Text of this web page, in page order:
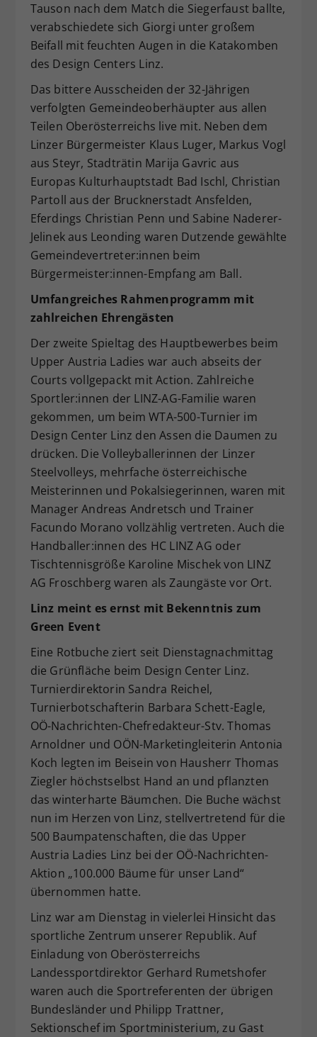
Tauson nach dem Match die Siegerfaust ballte,
verabschiedete sich Giorgi unter großem
Beifall mit feuchten Augen in die Katakomben
des Design Centers Linz.
Das bittere Ausscheiden der 32-Jährigen
verfolgten Gemeindeoberhäupter aus allen
Teilen Oberösterreichs live mit. Neben dem
Linzer Bürgermeister Klaus Luger, Markus Vogl
aus Steyr, Stadträtin Marija Gavric aus
Europas Kulturhauptstadt Bad Ischl, Christian
Partoll aus der Brucknerstadt Ansfelden,
Eferdings Christian Penn und Sabine Naderer-
Jelinek aus Leonding waren Dutzende gewählte
Gemeindevertreter:innen beim
Bürgermeister:innen-Empfang am Ball.
Umfangreiches Rahmenprogramm mit
zahlreichen Ehrengästen
Der zweite Spieltag des Hauptbewerbes beim
Upper Austria Ladies war auch abseits der
Courts vollgepackt mit Action. Zahlreiche
Sportler:innen der LINZ-AG-Familie waren
gekommen, um beim WTA-500-Turnier im
Design Center Linz den Assen die Daumen zu
drücken. Die Volleyballerinnen der Linzer
Steelvolleys, mehrfache österreichische
Meisterinnen und Pokalsiegerinnen, waren mit
Manager Andreas Andretsch und Trainer
Facundo Morano vollzählig vertreten. Auch die
Handballer:innen des HC LINZ AG oder
Tischtennisgröße Karoline Mischek von LINZ
AG Froschberg waren als Zaungäste vor Ort.
Linz meint es ernst mit Bekenntnis zum
Green Event
Eine Rotbuche ziert seit Dienstagnachmittag
die Grünfläche beim Design Center Linz.
Turnierdirektorin Sandra Reichel,
Turnierbotschafterin Barbara Schett-Eagle,
OÖ-Nachrichten-Chefredakteur-Stv. Thomas
Arnoldner und OÖN-Marketingleiterin Antonia
Koch legten im Beisein von Hausherr Thomas
Ziegler höchstselbst Hand an und pflanzten
das winterharte Bäumchen. Die Buche wächst
nun im Herzen von Linz, stellvertretend für die
500 Baumpatenschaften, die das Upper
Austria Ladies Linz bei der OÖ-Nachrichten-
Aktion „100.000 Bäume für unser Land“
übernommen hatte.
Linz war am Dienstag in vielerlei Hinsicht das
sportliche Zentrum unserer Republik. Auf
Einladung von Oberösterreichs
Landessportdirektor Gerhard Rumetshofer
waren auch die Sportreferenten der übrigen
Bundesländer und Philipp Trattner,
Sektionschef im Sportministerium, zu Gast